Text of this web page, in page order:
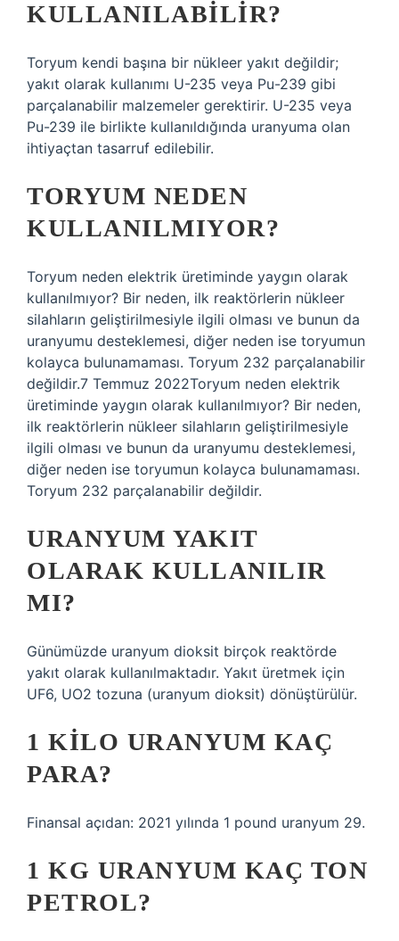
KULLANILABILIR?
Toryum kendi başına bir nükleer yakıt değildir;
yakıt olarak kullanımı U-235 veya Pu-239 gibi
parçalanabilir malzemeler gerektirir. U-235 veya
Pu-239 ile birlikte kullanıldığında uranyuma olan
ihtiyaçtan tasarruf edilebilir.
TORYUM NEDEN
KULLANILMIYOR?
Toryum neden elektrik üretiminde yaygın olarak
kullanılmıyor? Bir neden, ilk reaktörlerin nükleer
silahların geliştirilmesiyle ilgili olması ve bunun da
uranyumu desteklemesi, diğer neden ise toryumun
kolayca bulunamaması. Toryum 232 parçalanabilir
değildir.7 Temmuz 2022Toryum neden elektrik
üretiminde yaygın olarak kullanılmıyor? Bir neden,
ilk reaktörlerin nükleer silahların geliştirilmesiyle
ilgili olması ve bunun da uranyumu desteklemesi,
diğer neden ise toryumun kolayca bulunamaması.
Toryum 232 parçalanabilir değildir.
URANYUM YAKIT
OLARAK KULLANILIR
MI?
Günümüzde uranyum dioksit birçok reaktörde
yakıt olarak kullanılmaktadır. Yakıt üretmek için
UF6, UO2 tozuna (uranyum dioksit) dönüştürülür.
1 KILO URANYUM KAÇ
PARA?
Finansal açıdan: 2021 yılında 1 pound uranyum 29.
1 KG URANYUM KAÇ TON
PETROL?